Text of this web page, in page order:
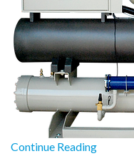
Continue Reading